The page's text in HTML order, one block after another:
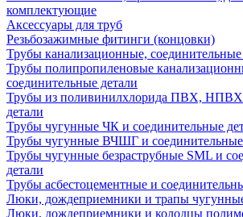
комплектующие
Аксессуары для труб
Резьбозажимные фитинги (концовки)
Трубы канализационные, соединительные
Трубы полипропиленовые
соединительные детали
Трубы из поливинилхлорида ПВХ, НПВХ
детали
Трубы чугунные ЧК и соединительные
Трубы чугунные ВЧШГ и соединительные
Трубы чугунные безраструбные SML и
детали
Трубы асбестоцементные и
Люки, дождеприемники и трапы
Люки, дождеприемники и колодцы